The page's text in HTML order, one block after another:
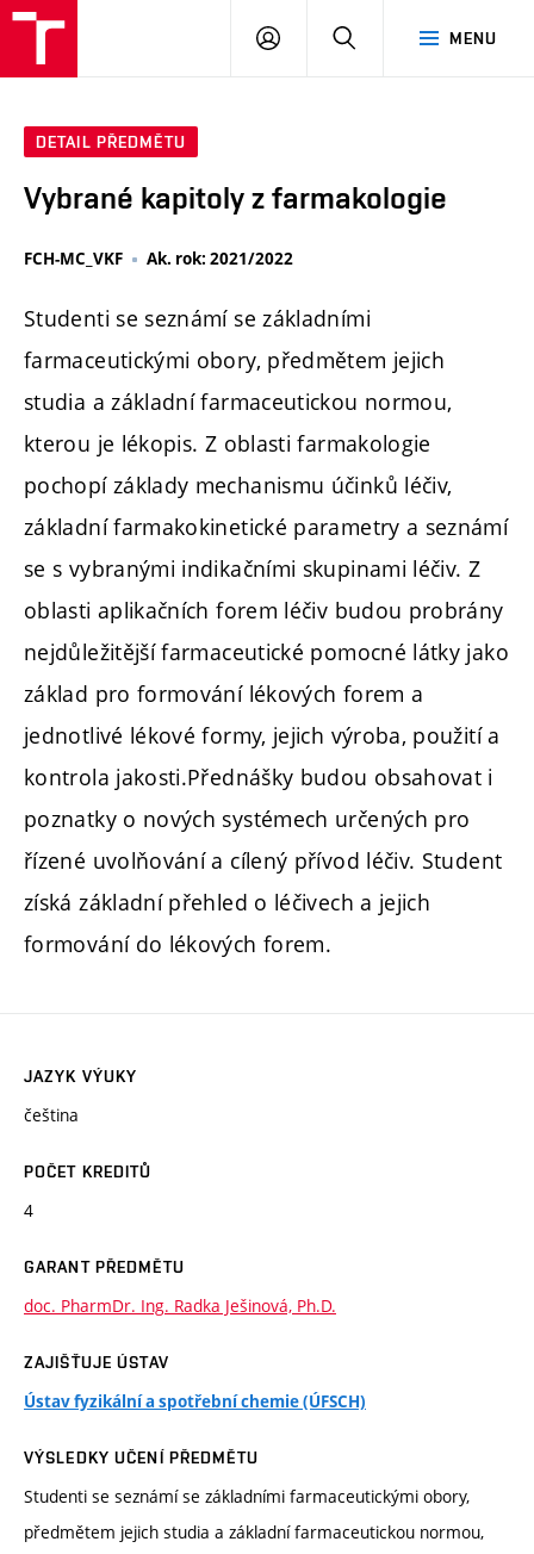
MENU
PŘIHLÁSIT
DETAIL PŘEDMĚTU
Vybrané kapitoly z farmakologie
FCH-MC_VKF Ak. rok: 2021/2022
Studenti se seznámí se základními
farmaceutickými obory, předmětem jejich
studia a základní farmaceutickou normou,
kterou je lékopis. Z oblasti farmakologie
pochopí základy mechanismu účinků léčiv,
základní farmakokinetické parametry a seznámí
se s vybranými indikačními skupinami léčiv. Z
oblasti aplikačních forem léčiv budou probrány
nejdůležitější farmaceutické pomocné látky jako
základ pro formování lékových forem a
jednotlivé lékové formy, jejich výroba, použití a
kontrola jakosti.Přednášky budou obsahovat i
poznatky o nových systémech určených pro
řízené uvolňování a cílený přívod léčiv. Student
získá základní přehled o léčivech a jejich
formování do lékových forem.
JAZYK VÝUKY
čeština
POČET KREDITŮ
4
GARANT PŘEDMĚTU
doc. PharmDr. Ing. Radka Ješinová, Ph.D.
ZAJIŠŤUJE ÚSTAV
Ústav fyzikální a spotřební chemie (ÚFSCH)
VÝSLEDKY UČENÍ PŘEDMĚTU
Studenti se seznámí se základními farmaceutickými obory,
předmětem jejich studia a základní farmaceutickou normou,